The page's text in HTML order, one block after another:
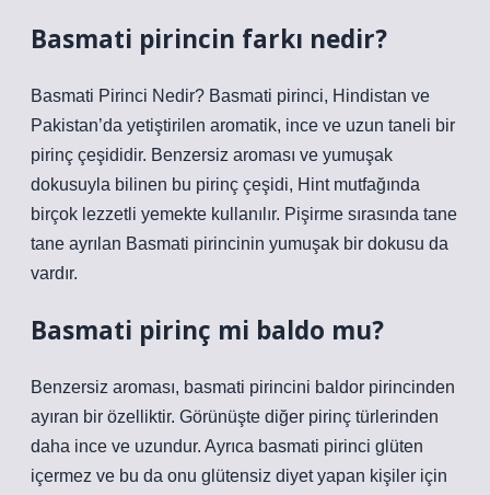
Basmati pirincin farkı nedir?
Basmati Pirinci Nedir? Basmati pirinci, Hindistan ve
Pakistan’da yetiştirilen aromatik, ince ve uzun taneli bir
pirinç çeşididir. Benzersiz aroması ve yumuşak
dokusuyla bilinen bu pirinç çeşidi, Hint mutfağında
birçok lezzetli yemekte kullanılır. Pişirme sırasında tane
tane ayrılan Basmati pirincinin yumuşak bir dokusu da
vardır.
Basmati pirinç mi baldo mu?
Benzersiz aroması, basmati pirincini baldor pirincinden
ayıran bir özelliktir. Görünüşte diğer pirinç türlerinden
daha ince ve uzundur. Ayrıca basmati pirinci glüten
içermez ve bu da onu glütensiz diyet yapan kişiler için